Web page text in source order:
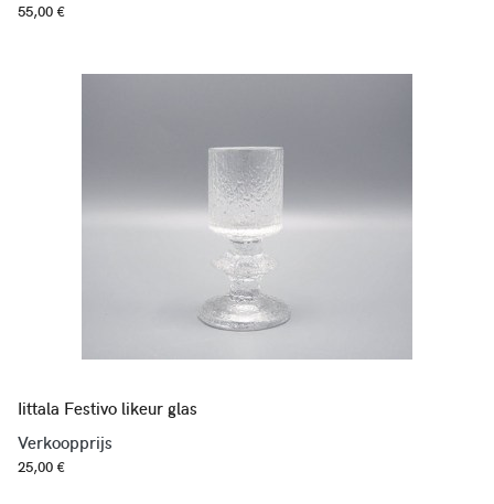
55,00 €
Iittala Festivo likeur glas
Verkoopprijs
25,00 €